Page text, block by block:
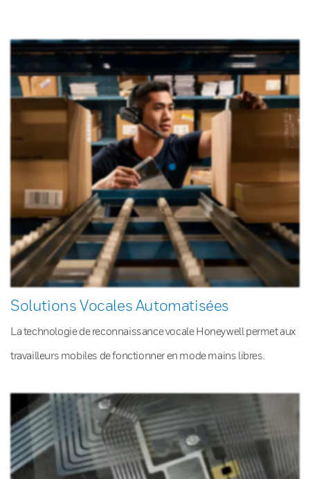
Solutions Vocales Automatisées
La technologie de reconnaissance vocale Honeywell permet aux
travailleurs mobiles de fonctionner en mode mains libres.